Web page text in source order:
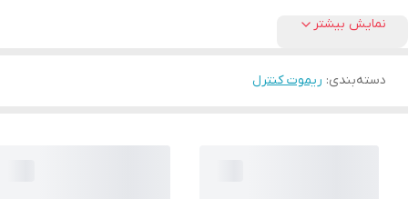
نمایش بیشتر
دسته‌بندی: ریموت کنترل